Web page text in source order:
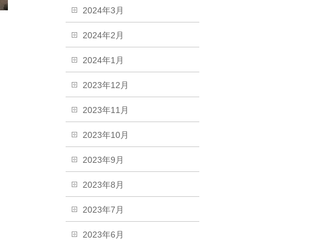
2024年3月
2024年2月
2024年1月
2023年12月
2023年11月
2023年10月
2023年9月
2023年8月
2023年7月
2023年6月